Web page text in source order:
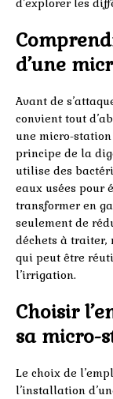
d’explorer les
d’une
Avant de
convient tout
une micro-
principe de la
utilise des
eaux usées pour
transformer en
seulement de
déchets à traiter,
qui peut être
l’irrigation.
Choisir
sa micro-
Le choix de
l’installation